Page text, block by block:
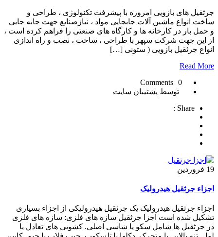
جرثقیل های بازویی امروزه با پیشرفت تکنولوژی ، طراحی و
ساخت انواع ماشین آلات جابجایی مواد ، نیازصنایع جهت جابه جایی
و حمل بار در کارخانه ها و کارگاه های صنعتی را فراهم کرده است ،
از این جهت شرکت سپهر با طراحی ، ساخت ، نصب و راه اندازی
انواع جرثقیل بازویی ( ستونی […]
Read More
0 Comments
توسط پشتیبان سایت
Share :
19 فروردین
اجزاء جرثقیل هیدرولیک
اجزاء جرثقیل هیدرولیک یک جرثقیل هیدرولیکی از اجزاء بسیاری
تشکیل شده است اجزا جرثقیل سازه های فلزی: سازه های فلزی
در جرثقیل ها شامل سکو یا شاسی اصلی. کشویی های تعادل یا